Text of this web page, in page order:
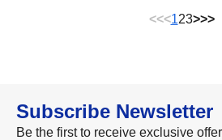
<<<123>>>
Subscribe Newsletter
Be the first to receive exclusive